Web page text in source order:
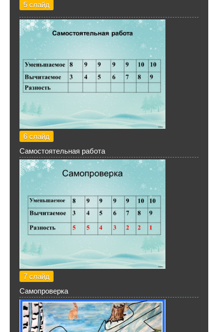
5 слайд
6 слайд
Самостоятельная работа
7 слайд
Самопроверка